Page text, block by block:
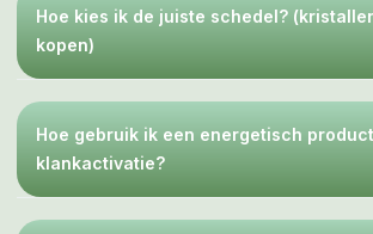
Hoe kies ik de juiste schedel?
kopen)
Hoe gebruik ik een energetisch
klankactivatie?